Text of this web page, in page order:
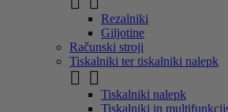
Rezalniki
Giljotine
Računski stroji
Tiskalniki ter tiskalniki nalepk
 
Tiskalniki nalepk
Tiskalniki in